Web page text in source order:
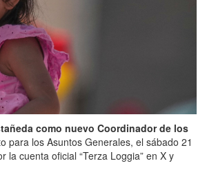
como nuevo Coordinador de los
para los Asuntos Generales, el sábado 21
cuenta oficial “Terza Loggia” en X y